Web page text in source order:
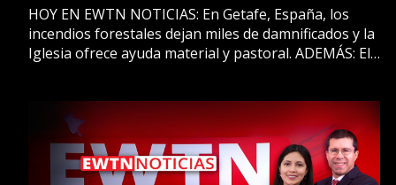
HOY EN EWTN NOTICIAS: En Getafe, España, los
incendios forestales dejan miles de damnificados y la
Iglesia ofrece ayuda material y pastoral. ADEMÁS: El
práctica podría extenderse por América Latina. ESTO
Y MÁS EN EWTN NOTICIAS.